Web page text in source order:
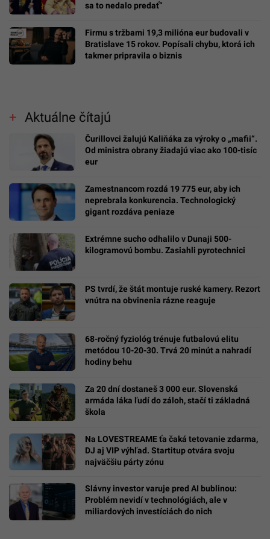
sa to nedalo predať“
Firmu s tržbami 19,3 milióna eur budovali v
Bratislave 15 rokov. Popísali chybu, ktorá ich
takmer pripravila o biznis
Aktuálne čítajú
Čurillovci žalujú Kaliňáka za výroky o „mafii“.
Od ministra obrany žiadajú viac ako 100-tisíc
eur
Zamestnancom rozdá 19 775 eur, aby ich
neprebrala konkurencia. Technologický
gigant rozdáva peniaze
Extrémne sucho odhalilo v Dunaji 500-
kilogramovú bombu. Zasiahli pyrotechnici
PS tvrdí, že štát montuje ruské kamery. Rezort
vnútra na obvinenia rázne reaguje
68-ročný fyziológ trénuje futbalovú elitu
metódou 10-20-30. Trvá 20 minút a nahradí
hodiny behu
Za 20 dní dostaneš 3 000 eur. Slovenská
armáda láka ľudí do záloh, stačí ti základná
škola
Na LOVESTREAME ťa čaká tetovanie zdarma,
DJ aj VIP výhľad. Startitup otvára svoju
najväčšiu párty zónu
Slávny investor varuje pred AI bublinou:
Problém nevidí v technológiách, ale v
miliardových investíciách do nich